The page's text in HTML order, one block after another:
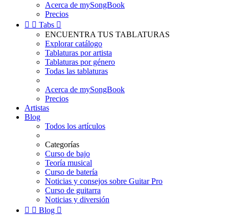
Acerca de mySongBook
Precios
  Tabs 
ENCUENTRA TUS TABLATURAS
Explorar catálogo
Tablaturas por artista
Tablaturas por género
Todas las tablaturas
Acerca de mySongBook
Precios
Artistas
Blog
Todos los artículos
Categorías
Curso de bajo
Teoría musical
Curso de batería
Noticias y consejos sobre Guitar Pro
Curso de guitarra
Noticias y diversión
  Blog 